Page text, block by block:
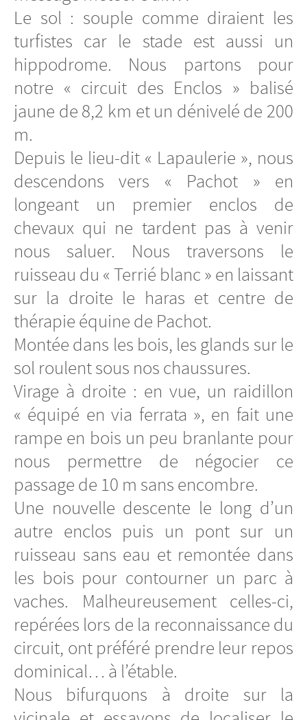
Le sol : souple comme diraient les
turfistes car le stade est aussi un
hippodrome. Nous partons pour
notre « circuit des Enclos » balisé
jaune de 8,2 km et un dénivelé de 200
m.
Depuis le lieu-dit « Lapaulerie », nous
descendons vers « Pachot » en
longeant un premier enclos de
chevaux qui ne tardent pas à venir
nous saluer. Nous traversons le
ruisseau du « Terrié blanc » en laissant
sur la droite le haras et centre de
thérapie équine de Pachot.
Montée dans les bois, les glands sur le
sol roulent sous nos chaussures.
Virage à droite : en vue, un raidillon
« équipé en via ferrata », en fait une
rampe en bois un peu branlante pour
nous permettre de négocier ce
passage de 10 m sans encombre.
Une nouvelle descente le long d’un
autre enclos puis un pont sur un
ruisseau sans eau et remontée dans
les bois pour contourner un parc à
vaches. Malheureusement celles-ci,
repérées lors de la reconnaissance du
circuit, ont préféré prendre leur repos
dominical… à l’étable.
Nous bifurquons à droite sur la